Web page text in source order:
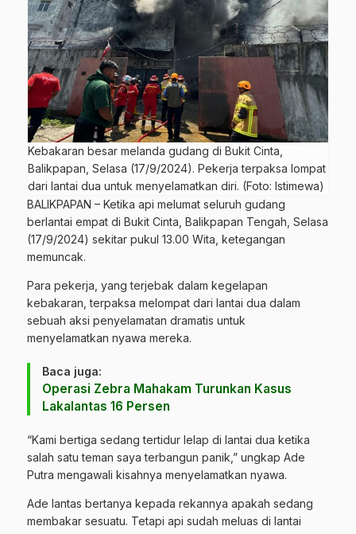
Kebakaran besar melanda gudang di Bukit Cinta,
Balikpapan, Selasa (17/9/2024). Pekerja terpaksa lompat
dari lantai dua untuk menyelamatkan diri. (Foto: Istimewa)
BALIKPAPAN – Ketika api melumat seluruh gudang
berlantai empat di Bukit Cinta, Balikpapan Tengah, Selasa
(17/9/2024) sekitar pukul 13.00 Wita, ketegangan
memuncak.
Para pekerja, yang terjebak dalam kegelapan
kebakaran, terpaksa melompat dari lantai dua dalam
sebuah aksi penyelamatan dramatis untuk
menyelamatkan nyawa mereka.
Baca juga:
Operasi Zebra Mahakam Turunkan Kasus
Lakalantas 16 Persen
“Kami bertiga sedang tertidur lelap di lantai dua ketika
salah satu teman saya terbangun panik,” ungkap Ade
Putra mengawali kisahnya menyelamatkan nyawa.
Ade lantas bertanya kepada rekannya apakah sedang
membakar sesuatu. Tetapi api sudah meluas di lantai